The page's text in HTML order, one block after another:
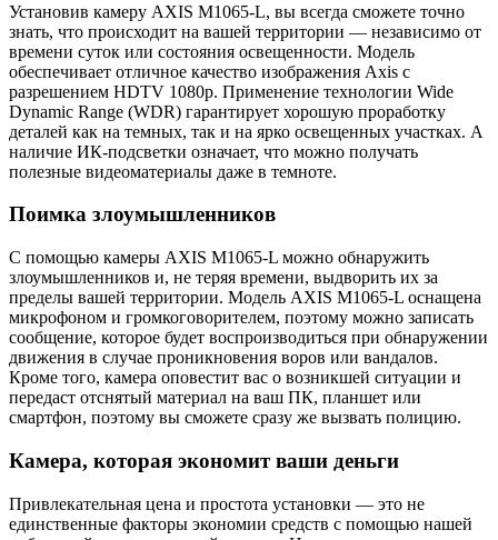
Установив камеру AXIS M1065-L, вы всегда сможете точно
знать, что происходит на вашей территории — независимо от
времени суток или состояния освещенности. Модель
обеспечивает отличное качество изображения Axis с
разрешением HDTV 1080p. Применение технологии Wide
Dynamic Range (WDR) гарантирует хорошую проработку
деталей как на темных, так и на ярко освещенных участках. А
наличие ИК-подсветки означает, что можно получать
полезные видеоматериалы даже в темноте.
Поимка злоумышленников
C помощью камеры AXIS M1065-L можно обнаружить
злоумышленников и, не теряя времени, выдворить их за
пределы вашей территории. Модель AXIS M1065-L оснащена
микрофоном и громкоговорителем, поэтому можно записать
сообщение, которое будет воспроизводиться при обнаружении
движения в случае проникновения воров или вандалов.
Кроме того, камера оповестит вас о возникшей ситуации и
передаст отснятый материал на ваш ПК, планшет или
смартфон, поэтому вы сможете сразу же вызвать полицию.
Камера, которая экономит ваши деньги
Привлекательная цена и простота установки — это не
единственные факторы экономии средств с помощью нашей